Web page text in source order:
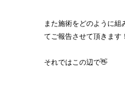
また施術をどのように
てご報告させて頂きます！
それではこの辺で👋